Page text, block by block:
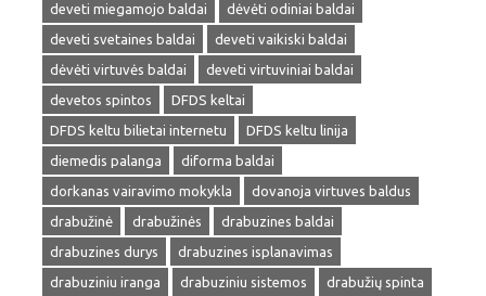
deveti miegamojo baldai
dėvėti odiniai baldai
deveti svetaines baldai
deveti vaikiski baldai
dėvėti virtuvės baldai
deveti virtuviniai baldai
devetos spintos
DFDS keltai
DFDS keltu bilietai internetu
DFDS keltu linija
diemedis palanga
diforma baldai
dorkanas vairavimo mokykla
dovanoja virtuves baldus
drabužinė
drabužinės
drabuzines baldai
drabuzines durys
drabuzines isplanavimas
drabuziniu iranga
drabuziniu sistemos
drabužių spinta